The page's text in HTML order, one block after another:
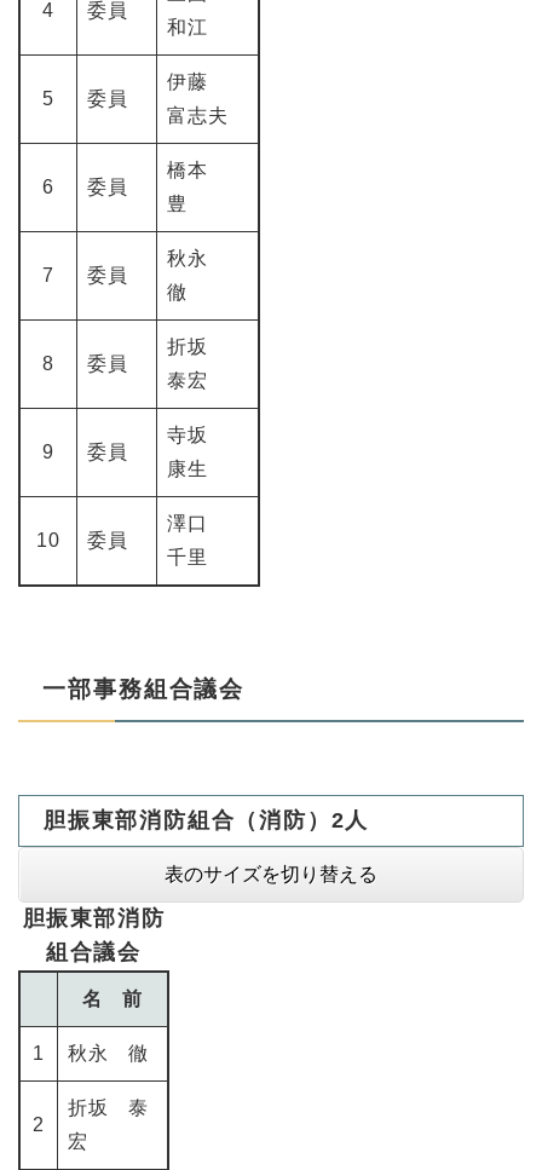
4 委員
和江
5 委員
伊藤
富志夫
6 委員
橋本
豊
7 委員
秋永
徹
8 委員
折坂
泰宏
9 委員
寺坂
康生
10 委員
澤口
千里
一部事務組合議会
胆振東部消防組合（消防）2人
表のサイズを切り替える
胆振東部消防
組合議会
名 前
1 秋永 徹
2
折坂 泰
宏